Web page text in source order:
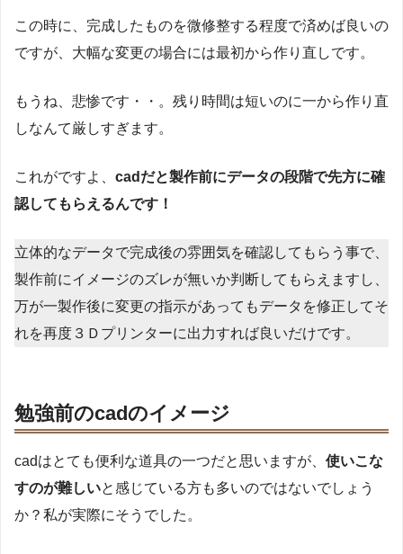
この時に、完成したものを微修整する程度で済めば良いの
ですが、大幅な変更の場合には最初から作り直しです。
もうね、悲惨です・・。残り時間は短いのに一から作り直
しなんて厳しすぎます。
これがですよ、 cadだと製作前にデータの段階で先方に確
認してもらえるんです！
立体的なデータで完成後の雰囲気を確認してもらう事で、
製作前にイメージのズレが無いか判断してもらえますし、
万が一製作後に変更の指示があってもデータを修正してそ
れを再度３Ｄプリンターに出力すれば良いだけです。
勉強前のcadのイメージ
cadはとても便利な道具の一つだと思いますが、 使いこな
すのが難しいと感じている方も多いのではないでしょう
か？私が実際にそうでした。